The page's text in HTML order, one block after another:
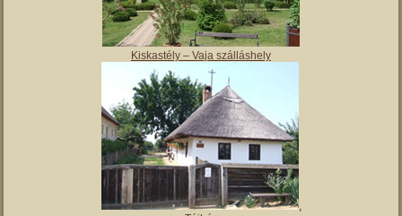
Magyar Nemzeti Múzeum Vay Ádám Muzeális Gyűjteménye